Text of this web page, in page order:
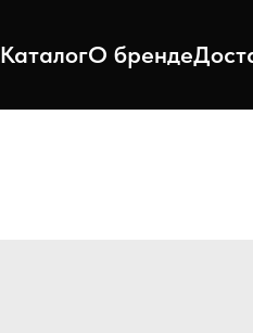
КаталогО бренде